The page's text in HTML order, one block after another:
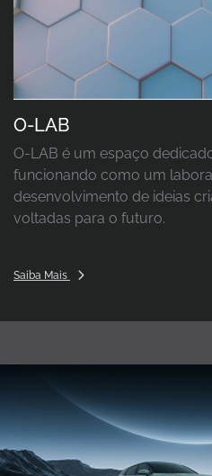
O-LAB
O-LAB é um espaço
funcionando como um
desenvolvimento de ideias
voltadas para o futuro.
Saiba Mais